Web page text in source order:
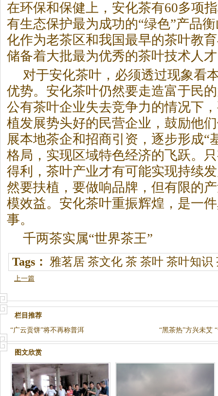
在环保和保健上，安化茶有60多项
有生态保护最为成功的“绿色”产品
化作为老茶区和我国最早的茶叶教
储备着大批最为优秀的茶叶技术人
对于安化茶叶，必须透过现象看
优势。安化茶叶仍然要走造富于民
公有茶叶企业失去竞争力的情况下
植发展势头好的民营企业，鼓励他
展本地茶企和招商引资，逐步形成“
格局，实现区域特色经济的飞跃。
得利，茶叶产业才有可能实现持续
然要扶植，要做响品牌，但有限的
模效益。安化茶叶重振辉煌，是一
事。
千两茶实属“世界茶王”
Tags： 雅茗居 茶文化 茶 茶叶 茶叶知识
上一篇
栏目推荐
“广云贡饼”将不再称普洱
“黑茶热”方兴未艾
图文欣赏